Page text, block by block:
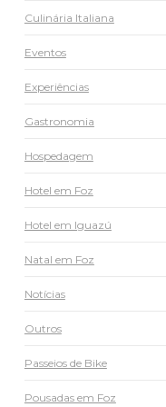
Culinária Italiana
Eventos
Experiências
Gastronomia
Hospedagem
Hotel em Foz
Hotel em Iguazú
Natal em Foz
Notícias
Outros
Passeios de Bike
Pousadas em Foz